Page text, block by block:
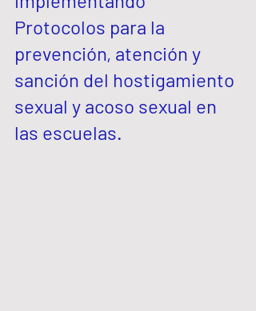
Protocolos para la
prevención, atención y
sanción del hostigamiento
sexual y acoso sexual en
las escuelas.